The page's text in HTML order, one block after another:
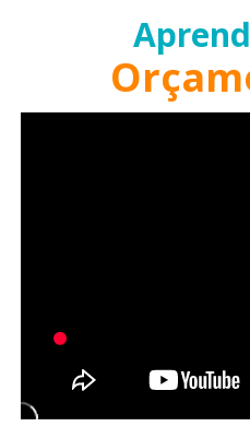
detalhes
serigrafia indicada para